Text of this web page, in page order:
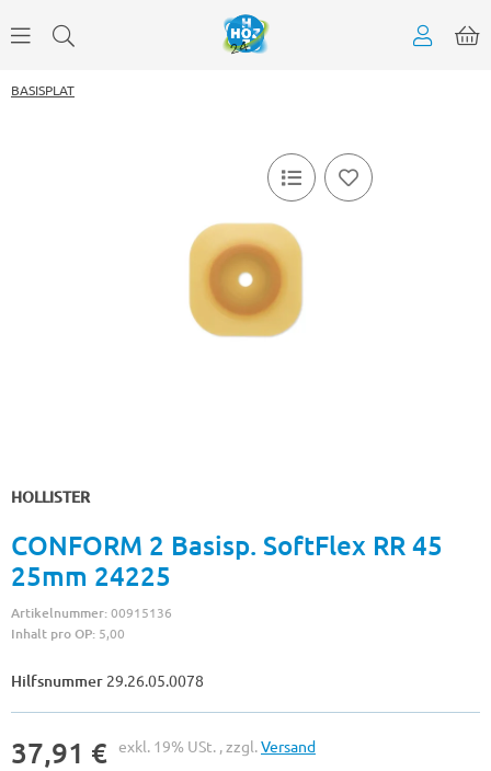
BASISPLAT
HOLLISTER
CONFORM 2 Basisp. SoftFlex RR 45
25mm 24225
Artikelnummer:00915136
Inhalt pro OP: 5,00
Hilfsnummer 29.26.05.0078
37,91 € exkl. 19% USt. , zzgl.Versand